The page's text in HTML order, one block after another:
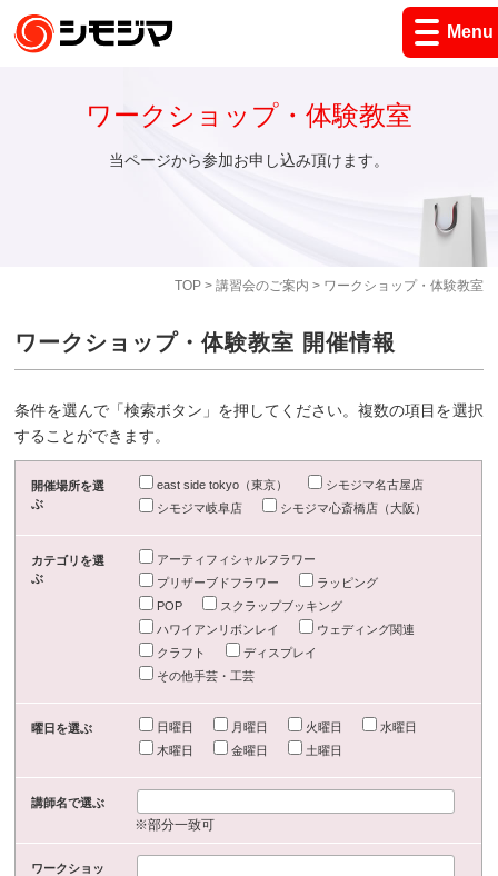
Menu
TOP> 講習会のご案内 > ワークショップ・体験教室
ワークショップ・体験教室
当ページから参加お申し込み頂けます。
ワークショップ・体験教室 開催情報
条件を選んで「検索ボタン」を押してください。複数の項目を選択
することができます。
開催場所を選
ぶ
east side tokyo（東京）
シモジマ名古屋店
シモジマ岐阜店
シモジマ心斎橋店（大阪）
カテゴリを選
ぶ
アーティフィシャルフラワー
プリザーブドフラワー
ラッピング
POP
スクラップブッキング
ハワイアンリボンレイ
ウェディング関連
クラフト
ディスプレイ
その他手芸・工芸
曜日を選ぶ 日曜日 月曜日 火曜日
水曜日
木曜日
金曜日 土曜日
講師名で選ぶ
※部分一致可
ワークショッ